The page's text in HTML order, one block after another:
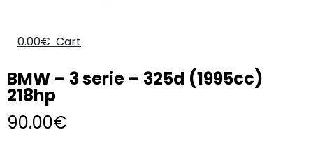
0.00€ Cart
BMW – 3 serie – 325d (1995cc)
218hp
90.00€